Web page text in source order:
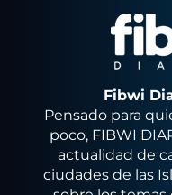
Fibwi
Pensado para
poco, FIBWI
actualidad de
ciudades de las